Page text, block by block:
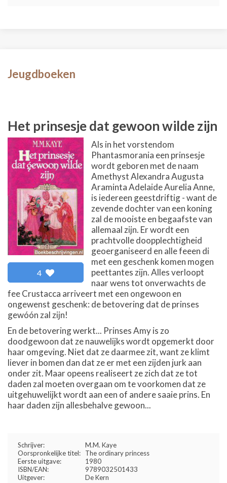
Jeugdboeken
Het prinsesje dat gewoon wilde zijn
4
Als in het vorstendom
Phantasmorania een prinsesje
wordt geboren met de naam
Amethyst Alexandra Augusta
Araminta Adelaide Aurelia Anne,
is iedereen geestdriftig - want de
zevende dochter van een koning
zal de mooiste en begaafste van
allemaal zijn. Er wordt een
prachtvolle doopplechtigheid
geoerganiseerd en alle feeen di
met een geschenk komen mogen
peettantes zijn. Alles verloopt
naar wens tot onverwachts de
fee Crustacca arriveert met een ongewoon en
ongewenst geschenk: de betovering dat de prinses
gewóón zal zijn!
En de betovering werkt... Prinses Amy is zo
doodgewoon dat ze nauwelijks wordt opgemerkt door
haar omgeving. Niet dat ze daarmee zit, want ze klimt
liever in bomen dan dat ze er met een zijden jurk aan
onder zit. Maar opeens realiseert ze zich dat ze tot
daden zal moeten overgaan om te voorkomen dat ze
uitgehuwelijkt wordt aan een of andere saaie prins. En
haar daden zijn allesbehalve gewoon...
Schrijver:
M.M. Kaye
Oorspronkelijke titel:
The ordinary princess
Eerste uitgave:
1980
ISBN/EAN:
9789032501433
Uitgever:
De Kern